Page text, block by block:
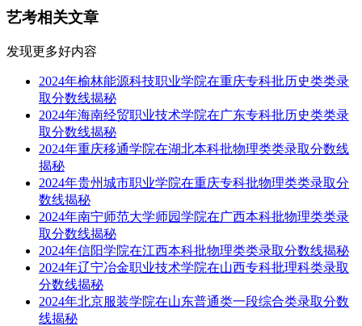
艺考相关文章
发现更多好内容
2024年榆林能源科技职业学院在重庆专科批历史类类录
取分数线揭秘
2024年海南经贸职业技术学院在广东专科批历史类类录
取分数线揭秘
2024年重庆移通学院在湖北本科批物理类类录取分数线
揭秘
2024年贵州城市职业学院在重庆专科批物理类类录取分
数线揭秘
2024年南宁师范大学师园学院在广西本科批物理类类录
取分数线揭秘
2024年信阳学院在江西本科批物理类类录取分数线揭秘
2024年辽宁冶金职业技术学院在山西专科批理科类录取
分数线揭秘
2024年北京服装学院在山东普通类一段综合类录取分数
线揭秘